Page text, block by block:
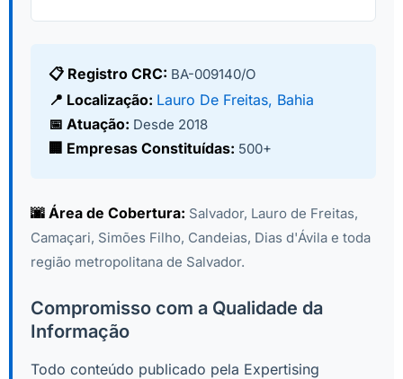
📋 Registro CRC: BA-009140/O
📍 Localização: Lauro De Freitas, Bahia
📅 Atuação: Desde 2018
🏢 Empresas Constituídas: 500+
🌆 Área de Cobertura: Salvador, Lauro de Freitas,
Camaçari, Simões Filho, Candeias, Dias d'Ávila e toda
região metropolitana de Salvador.
Compromisso com a Qualidade da
Informação
Todo conteúdo publicado pela Expertising